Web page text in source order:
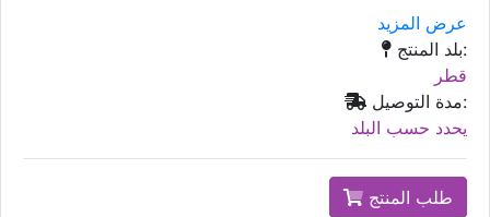
عرض المزيد
بلد المنتج:
قطر
مدة التوصيل:
يحدد حسب البلد
طلب المنتج